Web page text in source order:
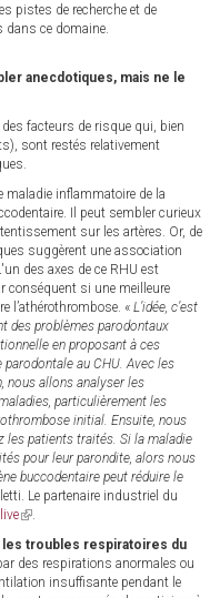
pistes de recherche et de
dans ce domaine.
anecdotiques, mais ne le
facteurs de risque qui, bien
sont restés relativement
maladie inflammatoire de la
Il peut sembler curieux
sur les artères. Or, de
suggèrent une association
des axes de ce RHU est
conséquent si une meilleure
l’athérothrombose. « L’idée, c’est
des problèmes parodontaux
en proposant à ces
parodontale au CHU. Avec les
nous allons analyser les
particulièrement les
initial. Ensuite, nous
les patients traités. Si la maladie
pour leur parondite, alors nous
buccodentaire peut réduire le
Le partenaire industriel du
(link
external)
.
les troubles respiratoires du
des respirations anormales ou
insuffisante pendant le